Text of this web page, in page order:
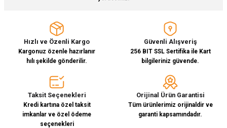
Hızlı ve Özenli Kargo
Kargonuz özenle hazırlanır
hılı şekilde gönderilir.
Güvenli Alışveriş
256 BIT SSL Sertifika ile Kart
bilgileriniz güvende.
Taksit Seçenekleri
Kredi kartına özel taksit
imkanlar ve özel ödeme
seçenekleri
Orijinal Ürün Garantisi
Tüm ürünlerimiz orijinaldir ve
garanti kapsamındadır.